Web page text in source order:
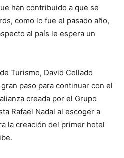
han contribuido a que se
como lo fue el pasado año,
al país le espera un
Turismo, David Collado
paso para continuar con el
creada por el Grupo
Rafael Nadal al escoger a
la creación del primer hotel